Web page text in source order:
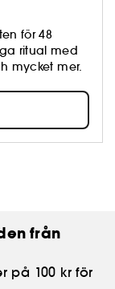
för 48
ritual med
mycket mer.
från
på 100 kr för